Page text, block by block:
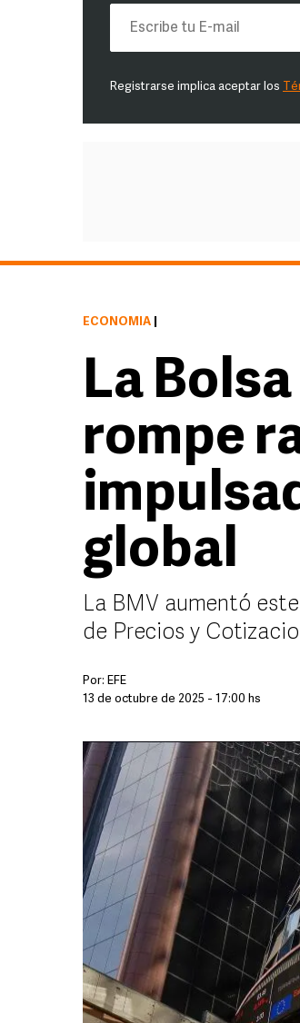
Registrarse implica aceptar los
ECONOMÍA
La
rompe
global
La BMV aumentó
de Precios y
Por: EFE
13 de octubre de 2025 - 17:00 hs